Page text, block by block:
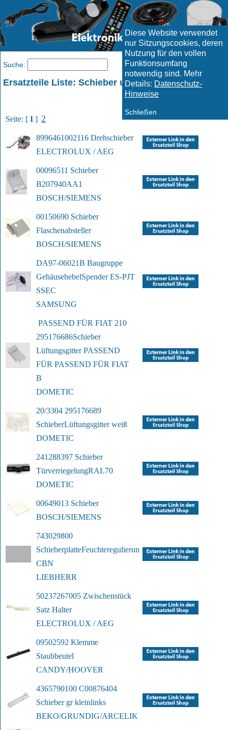
Diese Website verwendet
nur Sitzungscookies, deren
Nutzung für den vollen
Funktionsumfang
notwendig sind. Mehr
Details: Datenschutz-
Hinweise
Schließen
Ersatzteile Liste: Schieber und ähnliche Artikel
Seite: [ 1 ] 2
8996461002116 Drehschieber
ELECTROLUX / AEG
00096511 Schieber
B207940AA1
BOSCH/SIEMENS
00150690 Schieber
Flaschenabsteller
BOSCH/SIEMENS
DA97-06021B Baugruppe
GehäusehebelSpender ES-PJT
SSEC
SAMSUNG
295176686Schieber
Lüftungsgitter PASSEND
FÜR PASSEND FÜR FIAT
B
DOMETIC
20/3304 295176689
SchieberLüftungsgitter weiß
DOMETIC
241288397 Schieber
TürverriegelungRAL70
DOMETIC
00649013 Schieber
BOSCH/SIEMENS
743029800
SchieberplatteFeuchteregulierung
CBN
LIEBHERR
50237267005 Zwischenstück
Satz Halter
ELECTROLUX / AEG
09502592 Klemme
Staubbeutel
CANDY/HOOVER
4365790100 C00876404
Schieber gr kleinlinks
BEKO/GRUNDIG/ARCELIK
Suche: